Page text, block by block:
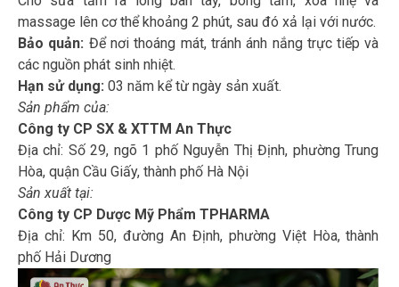
massage lên cơ thể khoảng 2 phút, sau đó xả lại với nước.
Bảo quản: Để nơi thoáng mát, tránh ánh nắng trực tiếp và
các nguồn phát sinh nhiệt.
Hạn sử dụng: 03 năm kể từ ngày sản xuất.
Sản phẩm của:
Công ty CP SX & XTTM An Thực
Địa chỉ: Số 29, ngõ 1 phố Nguyễn Thị Định, phường Trung
Hòa, quận Cầu Giấy, thành phố Hà Nội
Sản xuất tại:
Công ty CP Dược Mỹ Phẩm TPHARMA
Địa chỉ: Km 50, đường An Định, phường Việt Hòa, thành
phố Hải Dương